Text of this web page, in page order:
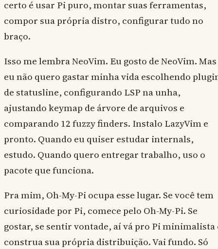
certo é usar Pi puro, montar suas ferramentas,
compor sua própria distro, configurar tudo no
braço.
Isso me lembra NeoVim. Eu gosto de NeoVim. Mas
eu não quero gastar minha vida escolhendo
de statusline, configurando LSP na unha,
ajustando keymap de árvore de arquivos e
comparando 12 fuzzy finders. Instalo LazyVim e
pronto. Quando eu quiser estudar internals,
estudo. Quando quero entregar trabalho, uso o
pacote que funciona.
Pra mim, Oh-My-Pi ocupa esse lugar. Se você tem
curiosidade por Pi, comece pelo Oh-My-Pi. Se
gostar, se sentir vontade, aí vá pro Pi minimalista
construa sua própria distribuição. Vai fundo. Só